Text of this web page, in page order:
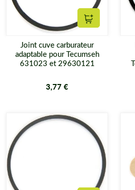
Ajouter au
Joint cuve carburateur
adaptable pour Tecumseh
631023 et 29630121
3,77 €